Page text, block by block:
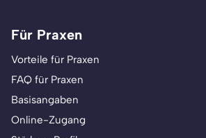
Für Praxen
Vorteile für Praxen
FAQ für Praxen
Basisangaben
Online-Zugang